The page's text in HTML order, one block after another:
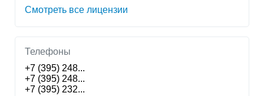
Смотреть все лицензии
Телефоны
+7 (395) 248...
+7 (395) 248...
+7 (395) 232...